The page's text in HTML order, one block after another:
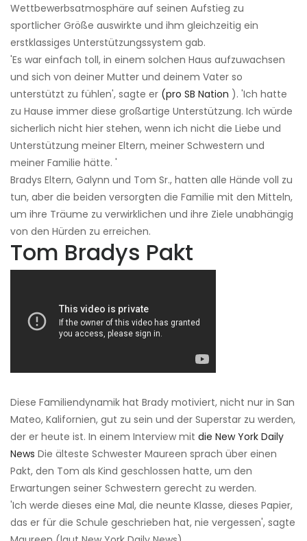
Wettbewerbsatmosphäre auf seinen Aufstieg zu
sportlicher Größe auswirkte und ihm gleichzeitig ein
erstklassiges Unterstützungssystem gab.
'Es war einfach toll, in einem solchen Haus aufzuwachsen
und sich von deiner Mutter und deinem Vater so
unterstützt zu fühlen', sagte er (pro SB Nation ). 'Ich hatte
zu Hause immer diese großartige Unterstützung. Ich würde
sicherlich nicht hier stehen, wenn ich nicht die Liebe und
Unterstützung meiner Eltern, meiner Schwestern und
meiner Familie hätte. '
Bradys Eltern, Galynn und Tom Sr., hatten alle Hände voll zu
tun, aber die beiden versorgten die Familie mit den Mitteln,
um ihre Träume zu verwirklichen und ihre Ziele unabhängig
von den Hürden zu erreichen.
Tom Bradys Pakt
Diese Familiendynamik hat Brady motiviert, nicht nur in San
Mateo, Kalifornien, gut zu sein und der Superstar zu werden,
der er heute ist. In einem Interview mit die New York Daily
News Die älteste Schwester Maureen sprach über einen
Pakt, den Tom als Kind geschlossen hatte, um den
Erwartungen seiner Schwestern gerecht zu werden.
'Ich werde dieses eine Mal, die neunte Klasse, dieses Papier,
das er für die Schule geschrieben hat, nie vergessen', sagte